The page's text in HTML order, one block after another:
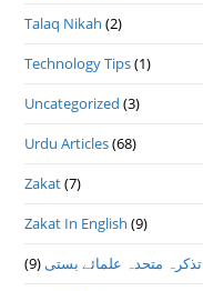
Talaq Nikah (2)
Technology Tips(1)
Uncategorized (3)
Urdu Articles(68)
Zakat(7)
Zakat In English (9)
تذكرہ متحدہ علمائے بستى(9)